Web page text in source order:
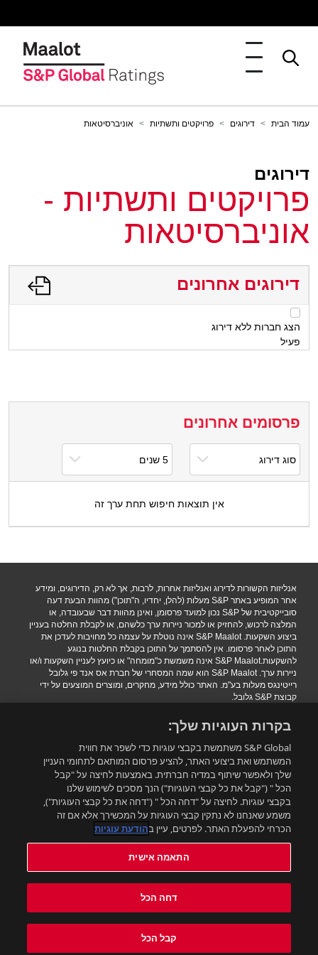
עדכון תנאי השימוש:
תנאי השימוש באתר עודכנו. ניתן למצוא את התנאים המעודכנים בלינק הבא:
. בשימושך באתר לאחר מועד העדכון את/ה מאשר/ת
ומקבל את התנאים המעודכנים
אישור
עמוד הבית דירוגים פרויקטים ותשתיות אוניברסיטאות
דירוגים
פרויקטים ותשתיות -
אוניברסיטאות
דירוגים אחרונים
הצג חברות ללא דירוג
פעיל
פרסומים אחרונים
אין תוצאות חיפוש תחת ערך זה
אנליזות הקשורות לדירוג ואנליזות אחרות, לרבות, אך לא רק, הדירוגים, ומידע
אחר המופיע באתר S&P מעלות (להלן, יחדיו, ה"תוכן") מהוות הבעת דעה
סובייקטיבית של S&P נכון למועד פרסומן, ואינן מהוות דבר שבעובדה, או
המלצה לרכוש, להחזיק או למכור ניירות ערך כלשהם, או לקבלת החלטה בעניין
ביצוע השקעות. S&P Maalot אינה נוטלת על עצמה כל מחויבות לעדכן את
התוכן לאחר פרסומו. אין להסתמך על התוכן בקבלת החלטות בנוגע
להשקעות.S&P Maalot אינה משמשת כ"מומחה" או כיועץ לעניין השקעות ו/או
ניירות ערך. S&P Maalot הוא שמה המסחרי של חברת אס אנד פי גלובל
רייטינגס מעלות בע"מ. האתר כולל מידע, מחקרים, ומוצרים המוצעים על ידי
קבוצת S&P גלובל.
.Copyright 2016 S&P Maalot a subsidiary of S&P Global. All rights
reserved
רוצים להישאר מעודכנים?
התאמה אישית
בקרות העוגיות שלך:
S&P Global משתמשת בקבצי עוגיות כדי לשפר את חווית
המשתמש ואת ביצועי האתר, להציע פרסום המותאם לתחומי העניין
שלך ולאפשר שיתוף במדיה חברתית. באמצעות לחיצה על "קבל
הכל " ("קבל את כל קבצי העוגיות") הנך מסכים לשימוש שלנו
בקבצי עוגיות. לחיצה על "דחה הכל " ("דחה את כל קבצי העוגיות"),
משמע שאנחנו לא נתקין קבצי העוגיות על המכשירך אלא אם זה
הכרחי להפעלת האתר. לפרטים, עיין בהודעת עוגיות
התאמה אישית
דחה הכל
קבל הכל